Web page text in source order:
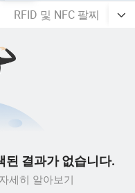
RFID 및 NFC 팔찌 직
된 결과가 없습니다.
세히 알아보기